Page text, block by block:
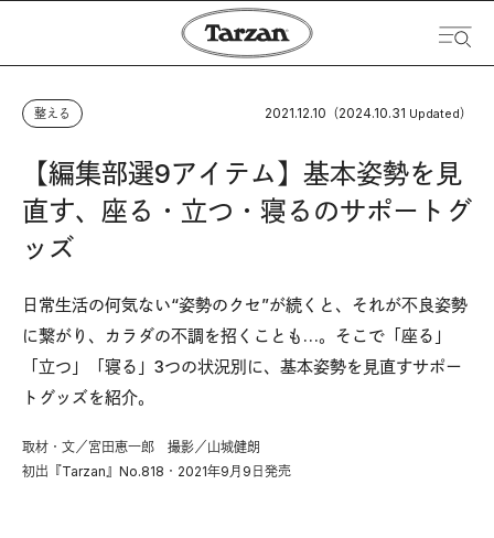
整える 2021.12.10 （2024.10.31 Updated）
【編集部選9アイテム】基本姿勢を見
直す、座る・立つ・寝るのサポートグ
ッズ
日常生活の何気ない“姿勢のクセ”が続くと、それが不良姿勢
に繋がり、カラダの不調を招くことも…。そこで「座る」
「立つ」「寝る」3つの状況別に、基本姿勢を見直すサポー
トグッズを紹介。
取材・文／宮田恵一郎 撮影／山城健朗
初出『Tarzan』No.818・2021年9月9日発売